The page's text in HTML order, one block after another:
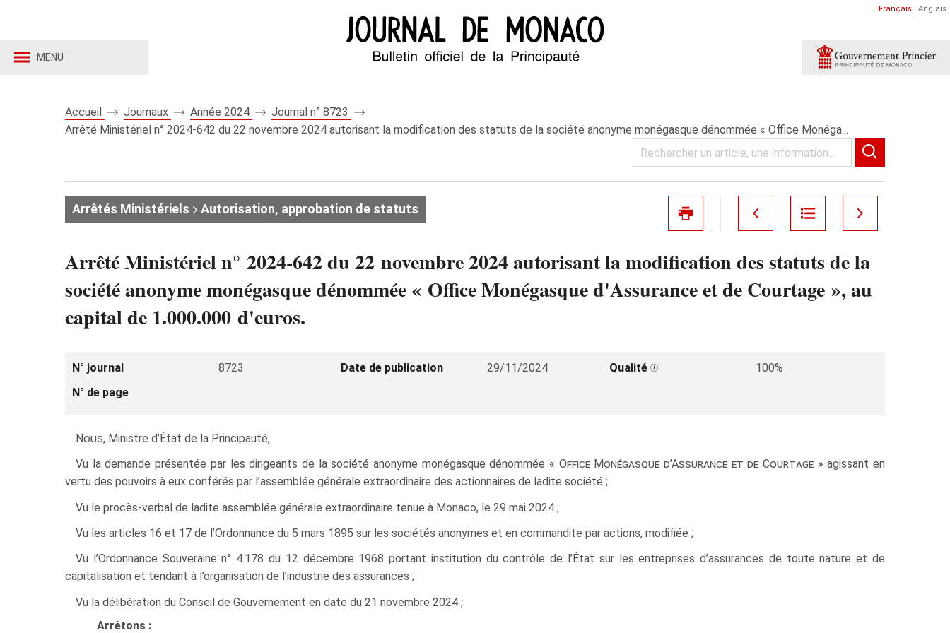
MENU
Français | Anglais
Accueil Journaux Année 2024
Journal n° 8723
Arrêté Ministériel n° 2024‑642 du 22 novembre 2024 autorisant la modification des statuts de la société anonyme monégasque dénommée « Office Monéga...
Arrêtés Ministériels Autorisation, approbation de statuts
Arrêté Ministériel n° 2024‑642 du 22 novembre 2024 autorisant la modification des statuts de la
société anonyme monégasque dénommée « Office Monégasque d'Assurance et de Courtage », au
capital de 1.000.000 d'euros.
N° journal 8723 Date de publication 29/11/2024 Qualité
100%
N° de page
Nous, Ministre d’État de la Principauté,
Vu la demande présentée par les dirigeants de la société anonyme monégasque dénommée « Office Monégasque d’Assurance et de Courtage» agissant en
vertu des pouvoirs à eux conférés par l’assemblée générale extraordinaire des actionnaires de ladite société ;
Vu le procès-verbal de ladite assemblée générale extraordinaire tenue à Monaco, le 29 mai 2024 ;
Vu les articles 16 et 17 de l’Ordonnance du 5 mars 1895 sur les sociétés anonymes et en commandite par actions, modifiée ;
Vu l’Ordonnance Souveraine n° 4.178 du 12 décembre 1968 portant institution du contrôle de l’État sur les entreprises d’assurances de toute nature et de
capitalisation et tendant à l’organisation de l’industrie des assurances ;
Vu la délibération du Conseil de Gouvernement en date du 21 novembre 2024 ;
Arrêtons :